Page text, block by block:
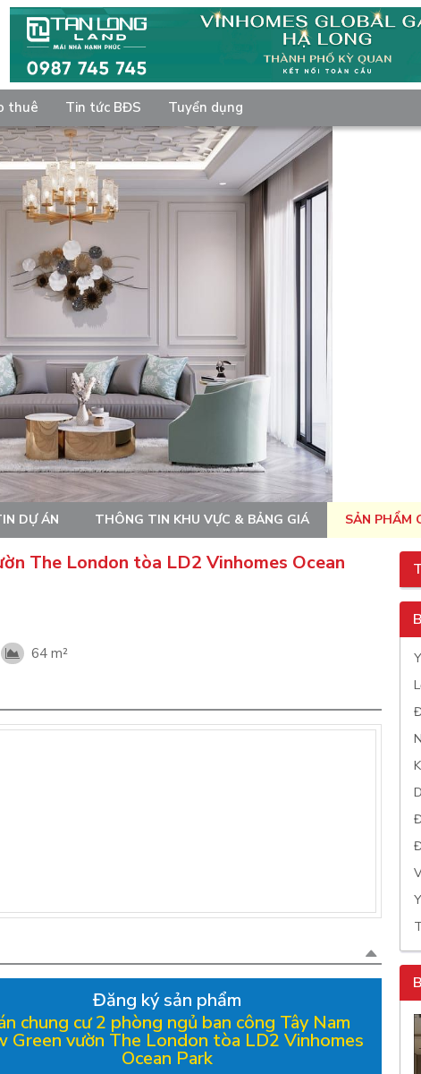
thuê Tin tức BĐS Tuyển dụng
DỰ ÁN THÔNG TIN KHU VỰC & BẢNG GIÁ SẢN PHẨM
The London tòa LD2 Vinhomes Ocean
64 m²
Đăng ký sản phẩm
chung cư 2 phòng ngủ ban công Tây Nam
Green vườn The London tòa LD2 Vinhomes
Ocean Park